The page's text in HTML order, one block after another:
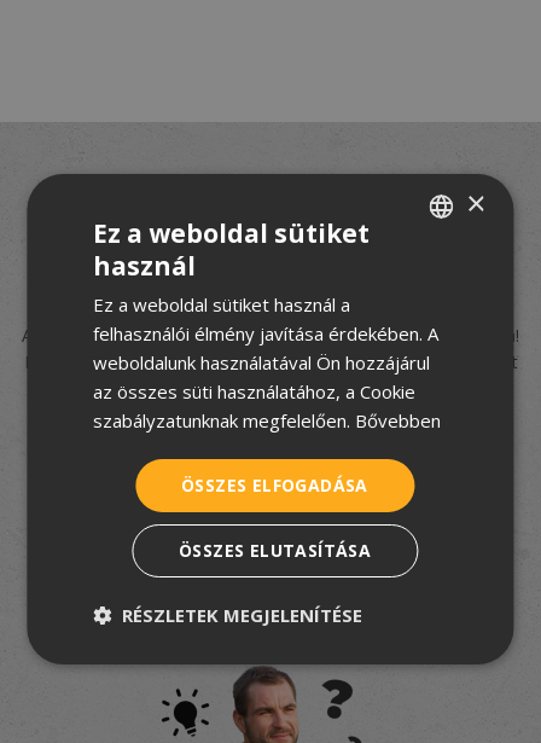
Felújít, építkezik, de nem
tudja hogyan fogjon
hozzá?
A TetőtÉpítek csapata segít eligazodni a tetőfedés rejtelmeiben!
Iratkozzon fel5 részes tudástárunkra , és hozzon jó döntést
velünk!
Elfogadom azadatkezelési tájékoztatót
FELIRATKOZOM
SERBIAN
×
Ez a weboldal sütiket
használ
Ez a weboldal sütiket használ a
felhasználói élmény javítása érdekében. A
weboldalunk használatával Ön hozzájárul
az összes süti használatához, a Cookie
szabályzatunknak megfelelően. Bővebben
ÖSSZES ELFOGADÁSA
ÖSSZES ELUTASÍTÁSA
RÉSZLETEK MEGJELENÍTÉSE